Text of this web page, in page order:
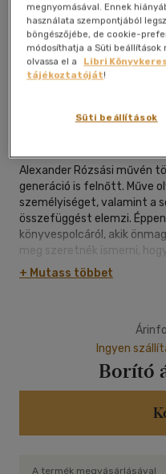
Kívánságlistához adom
Hermit Könyvkiadó Bt.|2018
Alexander Rózsási művén
generáció is felnőtt. Műve
személyiséget, valamint a
összefüggést elemzi.
könyvespolcáról, akik
meg szeretnék ismerni,
a sors korlátozó tényezői
- A pályaválasztás
- A nevek és személyek
- Szerencsejátékok
- Az élet három korszaka
- A munkaterületek
+ Mutass többet
Ingyen
Borító
A termék megvásárlásával
megnyomásával. Ennek
használata szempontjából
böngészőjébe, de cookie-
módosíthatja a Süti beállítások
olvassa el a
Libri
tájékoztatóját!
Süti beállítások